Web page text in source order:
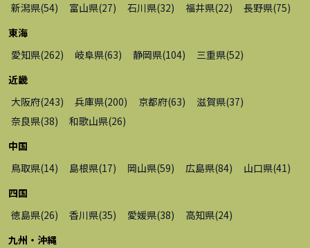
新潟県(54) 富山県(27) 石川県(32) 福井県(22) 長野県(75)
東海
愛知県(262) 岐阜県(63) 静岡県(104) 三重県(52)
近畿
大阪府(243) 兵庫県(200) 京都府(63) 滋賀県(37)
奈良県(38) 和歌山県(26)
中国
鳥取県(14) 島根県(17) 岡山県(59) 広島県(84) 山口県(41)
四国
徳島県(26) 香川県(35) 愛媛県(38) 高知県(24)
九州・沖縄